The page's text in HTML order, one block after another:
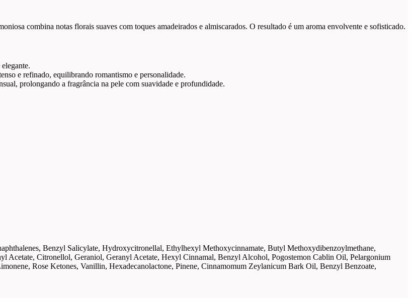
combina notas florais suaves com toques amadeirados e almiscarados. O resultado é um aroma envolvente e sofisticado.
e refinado, equilibrando romantismo e personalidade.
prolongando a fragrância na pele com suavidade e profundidade.
Benzyl Salicylate, Hydroxycitronellal, Ethylhexyl Methoxycinnamate, Butyl Methoxydibenzoylmethane,
Citronellol, Geraniol, Geranyl Acetate, Hexyl Cinnamal, Benzyl Alcohol, Pogostemon Cablin Oil, Pelargonium
Rose Ketones, Vanillin, Hexadecanolactone, Pinene, Cinnamomum Zeylanicum Bark Oil, Benzyl Benzoate,